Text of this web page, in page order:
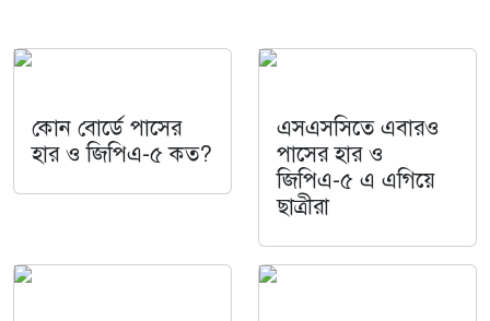
কোন বোর্ডে পাসের
হার ও জিপিএ-৫ কত?
এসএসসিতে এবারও
পাসের হার ও
জিপিএ-৫ এ এগিয়ে
ছাত্রীরা